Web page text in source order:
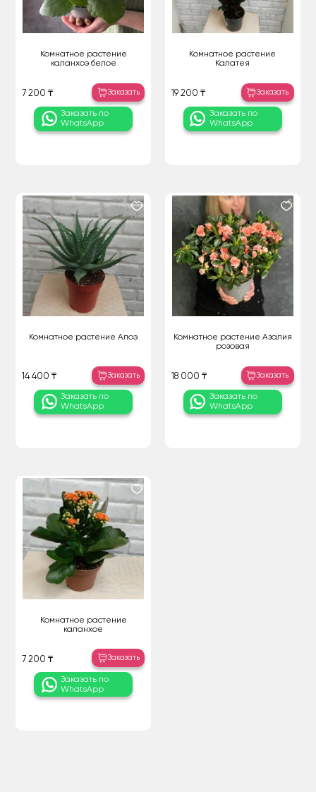
Комнатное растение
каланхоэ белое
7 200 ₸ Заказать
Заказать по
WhatsApp
Комнатное растение
Калатея
19 200 ₸ Заказать
Заказать по
WhatsApp
Комнатное растение Алоэ
14 400 ₸ Заказать
Заказать по
WhatsApp
Комнатное растение Азалия
розовая
18 000 ₸ Заказать
Заказать по
WhatsApp
Комнатное растение
каланхое
7 200 ₸ Заказать
Заказать по
WhatsApp